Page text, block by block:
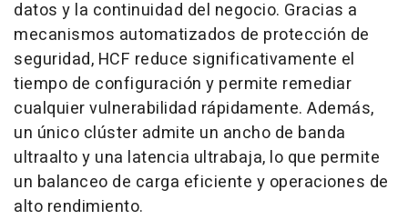
datos y la continuidad del negocio. Gracias a
mecanismos automatizados de protección de
seguridad, HCF reduce significativamente el
tiempo de configuración y permite remediar
cualquier vulnerabilidad rápidamente. Además,
un único clúster admite un ancho de banda
ultraalto y una latencia ultrabaja, lo que permite
un balanceo de carga eficiente y operaciones de
alto rendimiento.